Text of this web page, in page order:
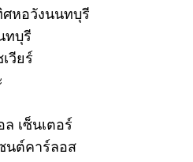
หอวังนนทบุรี
ทบุรี
วียร์
เซ็นเตอร์
นต์คาร์ลอส